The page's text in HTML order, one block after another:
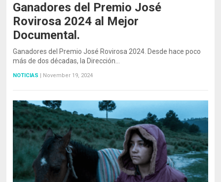
Ganadores del Premio José
Rovirosa 2024 al Mejor
Documental.
Ganadores del Premio José Rovirosa 2024. Desde hace poco
más de dos décadas, la Dirección…
NOTICIAS November 19, 2024